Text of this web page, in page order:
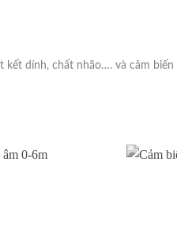
dính, chất nhão…. và cảm